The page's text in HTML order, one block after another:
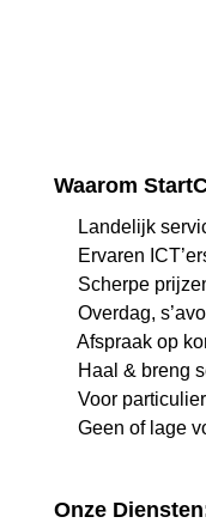
Waarom
Landelijk
Ervaren
Scherpe
Overdag,
Afspraak op
Haal & breng
Voor
Geen of lage
Onze